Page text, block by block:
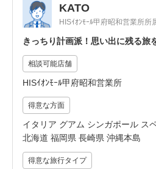
KATO
HISｲｵﾝﾓｰﾙ甲府昭和営業所所
きっちり計画派！思い出に残る旅
相談可能店舗
HISｲｵﾝﾓｰﾙ甲府昭和営業所
得意な方面
イタリア グアム シンガポール ス
北海道 福岡県 長崎県 沖縄本島
得意な旅行タイプ